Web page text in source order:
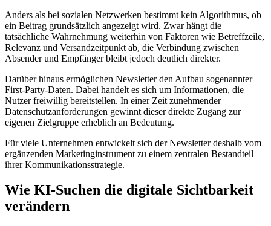
Anders als bei sozialen Netzwerken bestimmt kein Algorithmus, ob
ein Beitrag grundsätzlich angezeigt wird. Zwar hängt die
tatsächliche Wahrnehmung weiterhin von Faktoren wie Betreffzeile,
Relevanz und Versandzeitpunkt ab, die Verbindung zwischen
Absender und Empfänger bleibt jedoch deutlich direkter.
Darüber hinaus ermöglichen Newsletter den Aufbau sogenannter
First-Party-Daten. Dabei handelt es sich um Informationen, die
Nutzer freiwillig bereitstellen. In einer Zeit zunehmender
Datenschutzanforderungen gewinnt dieser direkte Zugang zur
eigenen Zielgruppe erheblich an Bedeutung.
Für viele Unternehmen entwickelt sich der Newsletter deshalb vom
ergänzenden Marketinginstrument zu einem zentralen Bestandteil
ihrer Kommunikationsstrategie.
Wie KI-Suchen die digitale Sichtbarkeit
verändern